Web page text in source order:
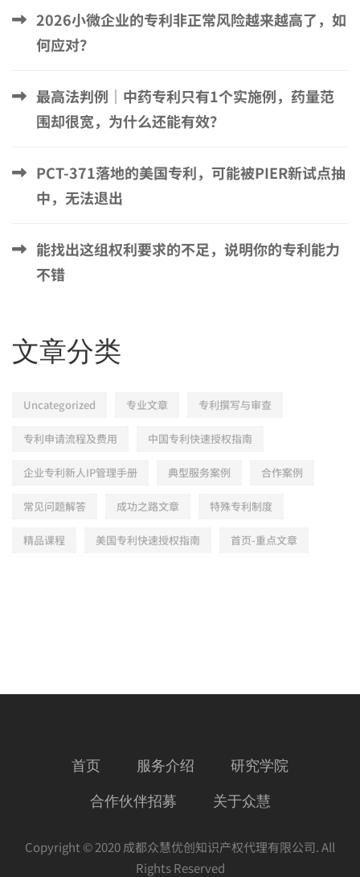
2026小微企业的专利非正常风险越来越高了，如
何应对？
最高法判例｜中药专利只有1个实施例，药量范
围却很宽，为什么还能有效？
PCT-371落地的美国专利，可能被PIER新试点抽
中，无法退出
能找出这组权利要求的不足，说明你的专利能力
不错
文章分类
Uncategorized 专业文章 专利撰写与审查
专利申请流程及费用 中国专利快速授权指南
企业专利新人IP管理手册 典型服务案例 合作案例
常见问题解答 成功之路文章 特殊专利制度
精品课程 美国专利快速授权指南 首页-重点文章
首页 服务介绍 研究学院
合作伙伴招募 关于众慧
Copyright © 2020 成都众慧优创知识产权代理有限公司. All
Rights Reserved